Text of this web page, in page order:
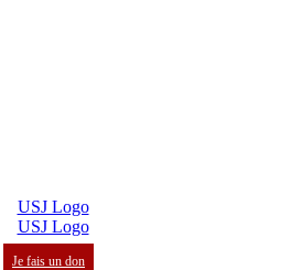
Je fais un don